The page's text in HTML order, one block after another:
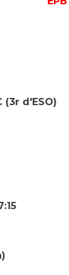
(3r d'ESO)